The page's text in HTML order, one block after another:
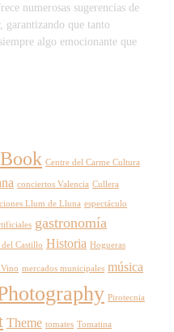
numerosas sugerencias de
garantizando que tanto
algo emocionante que
Book Centre del Carme Cultura
conciertos Valencia Cullera
Llum de Lluna espectáculo
gastronomía
Castillo Historia Hogueras
mercados municipales música
Pirotecnia
Theme tomates Tomatina